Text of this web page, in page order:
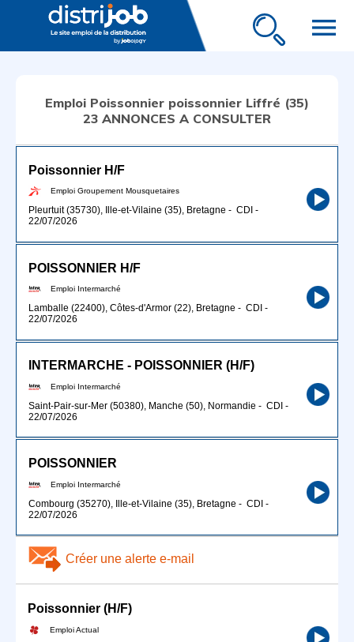
menu
Emploi Poissonnier poissonnier Liffré (35)
23 ANNONCES A CONSULTER
Poissonnier H/F
Emploi Groupement Mousquetaires
Pleurtuit (35730), Ille-et-Vilaine (35), Bretagne - CDI -
22/07/2026
POISSONNIER H/F
Emploi Intermarché
Lamballe (22400), Côtes-d'Armor (22), Bretagne - CDI -
22/07/2026
INTERMARCHE - POISSONNIER (H/F)
Emploi Intermarché
Saint-Pair-sur-Mer (50380), Manche (50), Normandie - CDI -
22/07/2026
POISSONNIER
Emploi Intermarché
Combourg (35270), Ille-et-Vilaine (35), Bretagne - CDI -
22/07/2026
Créer une alerte e-mail
Poissonnier (H/F)
Emploi Actual